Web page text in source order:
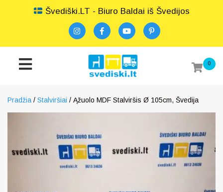
Švediški.LT - Biuro Baldai iš Švedijos
0
Pradžia / Stalviršiai / Ąžuolo MDF Stalviršis Ø 105cm, Švedija